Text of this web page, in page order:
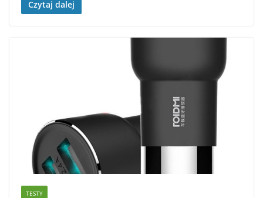
Czytaj dalej
TESTY